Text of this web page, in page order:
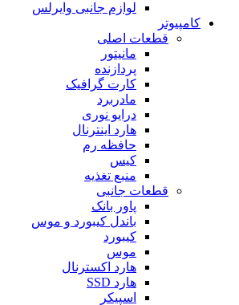
لوازم جانبی وایرلس
کامپیوتر
قطعات اصلی
مانیتور
پردازنده
کارت گرافیک
مادربرد
درایو نوری
هارد اینترنال
حافظه رم
کیس
منبع تغذیه
قطعات جانبی
پاور بانک
باندل کیبورد و موس
کیبورد
موس
هارد اکسترنال
هارد SSD
اسپیکر